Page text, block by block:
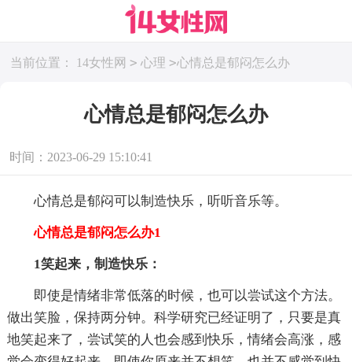
当前位置： 14女性网 > 心理 >心情总是郁闷怎么办
心情总是郁闷怎么办
时间：2023-06-29 15:10:41
心情总是郁闷可以制造快乐，听听音乐等。
心情总是郁闷怎么办1
1笑起来，制造快乐：
即使是情绪非常低落的时候，也可以尝试这个方法。
做出笑脸，保持两分钟。科学研究已经证明了，只要是真
地笑起来了，尝试笑的人也会感到快乐，情绪会高涨，感